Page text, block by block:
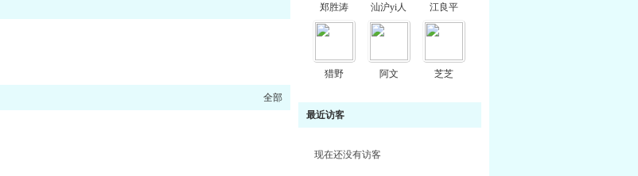
全部
郑胜涛 汕沪yi人 江良平
猎野 阿文 芝芝
最近访客
现在还没有访客